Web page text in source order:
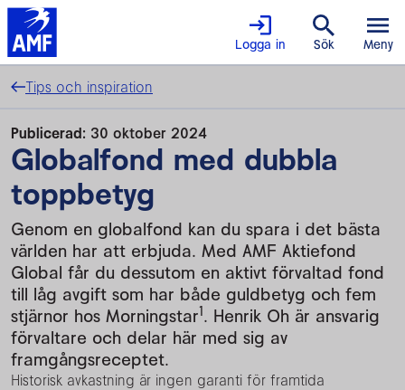
Logga in Sök Meny
Tips och inspiration
Publicerad: 30 oktober 2024
Globalfond med dubbla
toppbetyg
Genom en globalfond kan du spara i det bästa
världen har att erbjuda. Med AMF Aktiefond
Global får du dessutom en aktivt förvaltad fond
till låg avgift som har både guldbetyg och fem
stjärnor hos Morningstar1. Henrik Oh är ansvarig
förvaltare och delar här med sig av
framgångsreceptet.
Historisk avkastning är ingen garanti för framtida